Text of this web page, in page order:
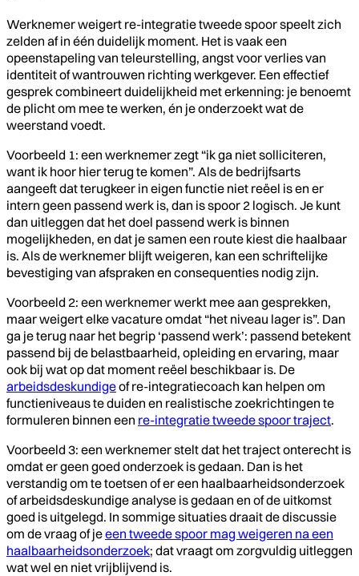
Werknemer weigert re-integratie tweede spoor speelt zich
zelden af in één duidelijk moment. Het is vaak een
opeenstapeling van teleurstelling, angst voor verlies van
identiteit of wantrouwen richting werkgever. Een effectief
gesprek combineert duidelijkheid met erkenning: je benoemt
de plicht om mee te werken, én je onderzoekt wat de
weerstand voedt.
Voorbeeld 1: een werknemer zegt “ik ga niet solliciteren,
want ik hoor hier terug te komen”. Als de bedrijfsarts
aangeeft dat terugkeer in eigen functie niet reëel is en er
intern geen passend werk is, dan is spoor 2 logisch. Je kunt
dan uitleggen dat het doel passend werk is binnen
mogelijkheden, en dat je samen een route kiest die haalbaar
is. Als de werknemer blijft weigeren, kan een schriftelijke
bevestiging van afspraken en consequenties nodig zijn.
Voorbeeld 2: een werknemer werkt mee aan gesprekken,
maar weigert elke vacature omdat “het niveau lager is”. Dan
ga je terug naar het begrip ‘passend werk’: passend betekent
passend bij de belastbaarheid, opleiding en ervaring, maar
ook bij wat op dat moment reëel beschikbaar is. De
arbeidsdeskundigeof re-integratiecoach kan helpen om
functieniveaus te duiden en realistische zoekrichtingen te
formuleren binnen een re-integratie tweede spoor traject.
Voorbeeld 3: een werknemer stelt dat het traject onterecht is
omdat er geen goed onderzoek is gedaan. Dan is het
verstandig om te toetsen of er een haalbaarheidsonderzoek
of arbeidsdeskundige analyse is gedaan en of de uitkomst
goed is uitgelegd. In sommige situaties draait de discussie
om de vraag of jeeen tweede spoor mag weigeren na een
haalbaarheidsonderzoek; dat vraagt om zorgvuldig uitleggen
wat wel en niet vrijblijvend is.